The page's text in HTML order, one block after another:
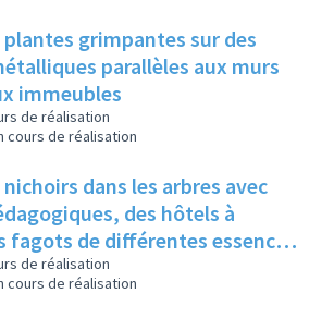
grimpantes sur des
parallèles aux murs
immeubles
de réalisation
cours de réalisation
dans les arbres avec
des hôtels à
fagots de différentes essences
la biodiversité sur la place du
de réalisation
cours de réalisation